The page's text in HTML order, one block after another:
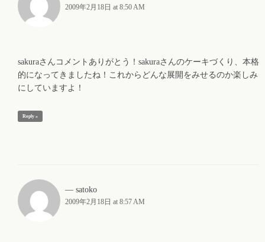
2009年2月18日 at 8:50 AM
sakuraさんコメントありがとう！sakuraさんのケーキづくり、本格
的になってきましたね！これからどんな展開をみせるのか楽しみ
にしていますよ！
Reply »
satoko
2009年2月18日 at 8:57 AM